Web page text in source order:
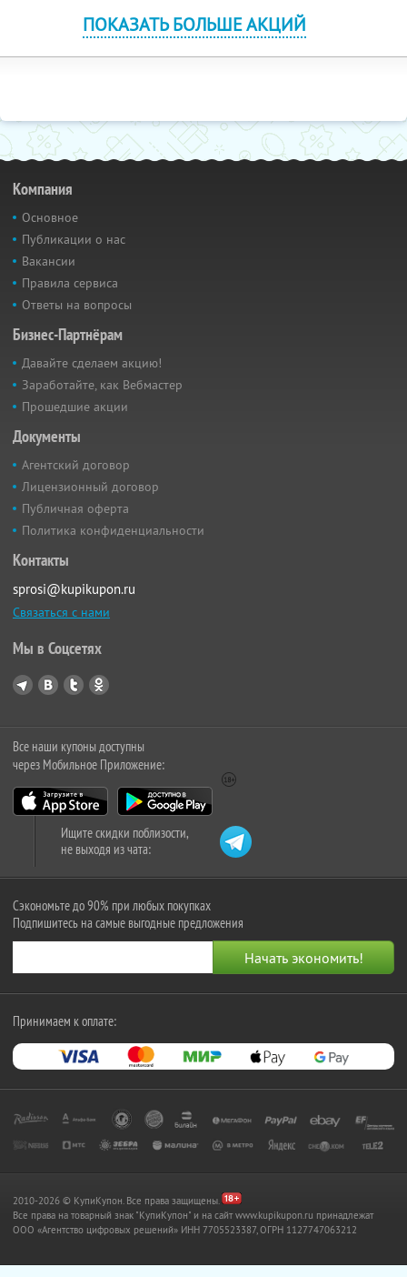
ПОКАЗАТЬ БОЛЬШЕ АКЦИЙ
Компания
Основное
Публикации о нас
Вакансии
Правила сервиса
Ответы на вопросы
Бизнес-Партнёрам
Давайте сделаем акцию!
Заработайте, как Вебмастер
Прошедшие акции
Документы
Агентский договор
Лицензионный договор
Публичная оферта
Политика конфиденциальности
Контакты
sprosi@kupikupon.ru
Связаться с нами
Мы в Соцсетях
Все наши купоны доступны
через Мобильное Приложение:
Ищите скидки поблизости,
не выходя из чата:
Сэкономьте до 90% при любых покупках
Подпишитесь на самые выгодные предложения
Принимаем к оплате:
2010-2026 © КупиКупон. Все права защищены.
Все права на товарный знак "КупиКупон" и на сайт www.kupikupon.ru принадлежат
OOO «Агентство цифровых решений» ИНН 7705523387, ОГРН 1127747063212